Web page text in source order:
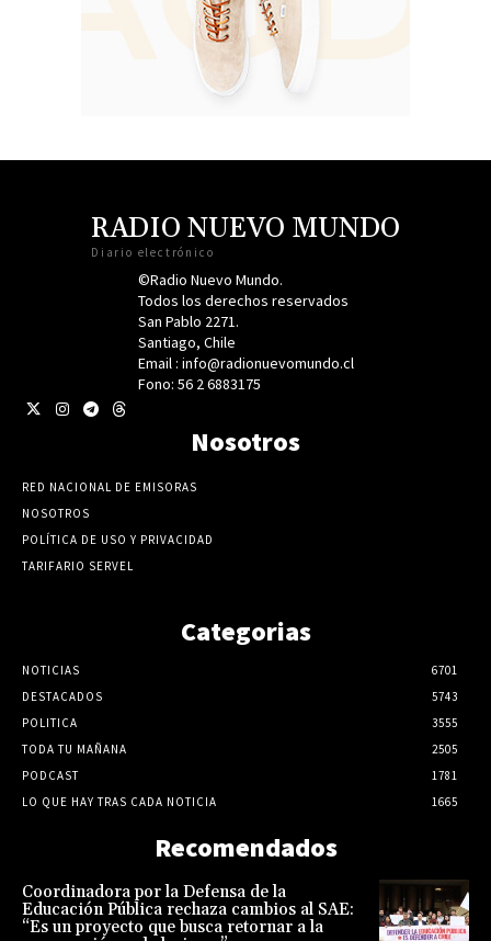
RADIO NUEVO MUNDO
Diario electrónico
©Radio Nuevo Mundo.
Todos los derechos reservados
San Pablo 2271.
Santiago, Chile
Email : info@radionuevomundo.cl
Fono: 56 2 6883175
Nosotros
RED NACIONAL DE EMISORAS
NOSOTROS
POLÍTICA DE USO Y PRIVACIDAD
TARIFARIO SERVEL
Categorias
NOTICIAS
6701
DESTACADOS
5743
POLITICA
3555
TODA TU MAÑANA
2505
PODCAST
1781
LO QUE HAY TRAS CADA NOTICIA
1665
Recomendados
Coordinadora por la Defensa de la
Educación Pública rechaza cambios al SAE:
“Es un proyecto que busca retornar a la